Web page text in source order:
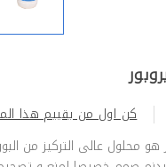
كن اول من يقييم هذا
محلول عالى التركيز من